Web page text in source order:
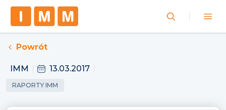
Powrót
IMM 13.03.2017
RAPORTY IMM